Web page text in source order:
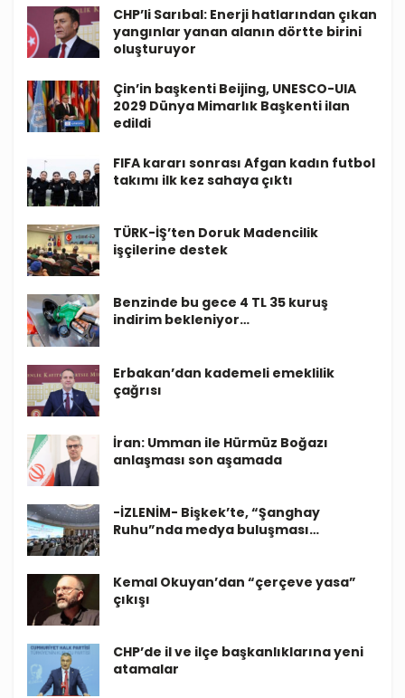
CHP’li Sarıbal: Enerji hatlarından çıkan
yangınlar yanan alanın dörtte birini
oluşturuyor
Çin’in başkenti Beijing, UNESCO-UIA
2029 Dünya Mimarlık Başkenti ilan
edildi
FIFA kararı sonrası Afgan kadın futbol
takımı ilk kez sahaya çıktı
TÜRK-İŞ’ten Doruk Madencilik
işçilerine destek
Benzinde bu gece 4 TL 35 kuruş
indirim bekleniyor…
Erbakan’dan kademeli emeklilik
çağrısı
İran: Umman ile Hürmüz Boğazı
anlaşması son aşamada
-İZLENİM- Bişkek’te, “Şanghay
Ruhu”nda medya buluşması…
Kemal Okuyan’dan “çerçeve yasa”
çıkışı
CHP’de il ve ilçe başkanlıklarına yeni
atamalar